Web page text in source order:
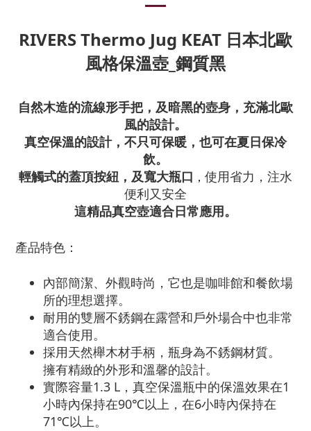
RIVERS Thermo Jug KEAT 日本北歐
風格保溫壺_ 鋼質黑
自然木造的流線形手把，及暗黑的壺身，充滿北歐
風的設計。
真空保溫的設計，不只可保暖，也可在夏日保冷
飲。
輕觸式的蓋頂按紐，及寬大瓶口 ， 使用省力，注水
便利又安全
這精品真空壺適合日常應用。
產品特色：
內部簡潔、外觀時尚，它也是咖啡館和餐飲場
所的理想選擇。
耐用的雙層不銹鋼在露營和戶外場合中也非常
適合使用。
採用天然櫸木材手柄，瓶身為不銹鋼材質。
擁有精緻的外形和溫馨的設計。
實際容量1.3 L，真空保溫瓶中的保溫效果在1
小時內保持在90℃以上，在6小時內保持在
71℃以上。